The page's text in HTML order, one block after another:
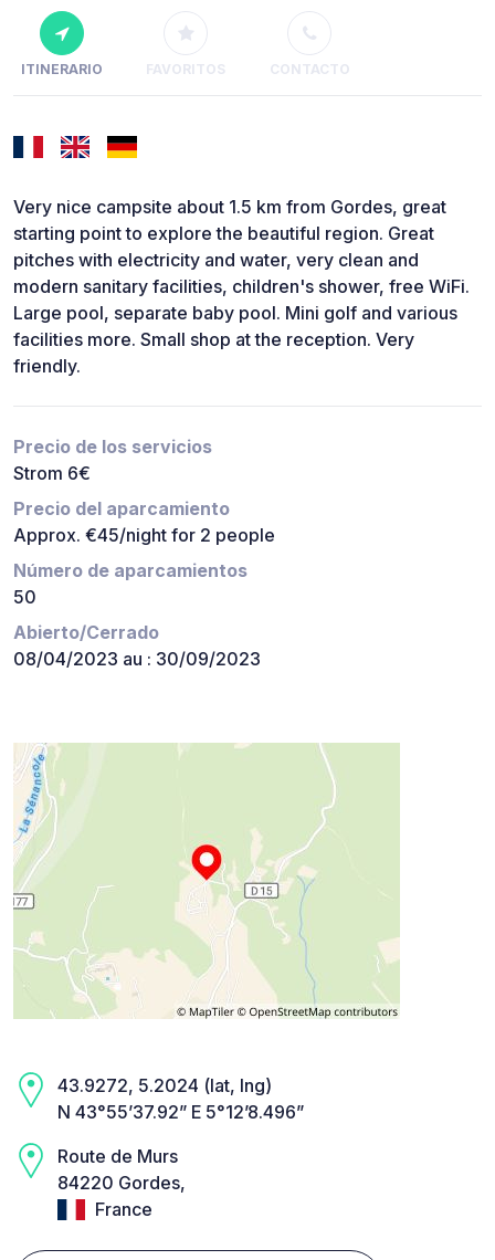
ITINERARIO FAVORITOS CONTACTO
Very nice campsite about 1.5 km from Gordes, great
starting point to explore the beautiful region. Great
pitches with electricity and water, very clean and
modern sanitary facilities, children's shower, free WiFi.
Large pool, separate baby pool. Mini golf and various
facilities more. Small shop at the reception. Very
friendly.
Precio de los servicios
Strom 6€
Precio del aparcamiento
Approx. €45/night for 2 people
Número de aparcamientos
50
Abierto/Cerrado
08/04/2023 au : 30/09/2023
43.9272, 5.2024 (lat, lng)
N 43°55’37.92” E 5°12’8.496”
Route de Murs
84220 Gordes,
France